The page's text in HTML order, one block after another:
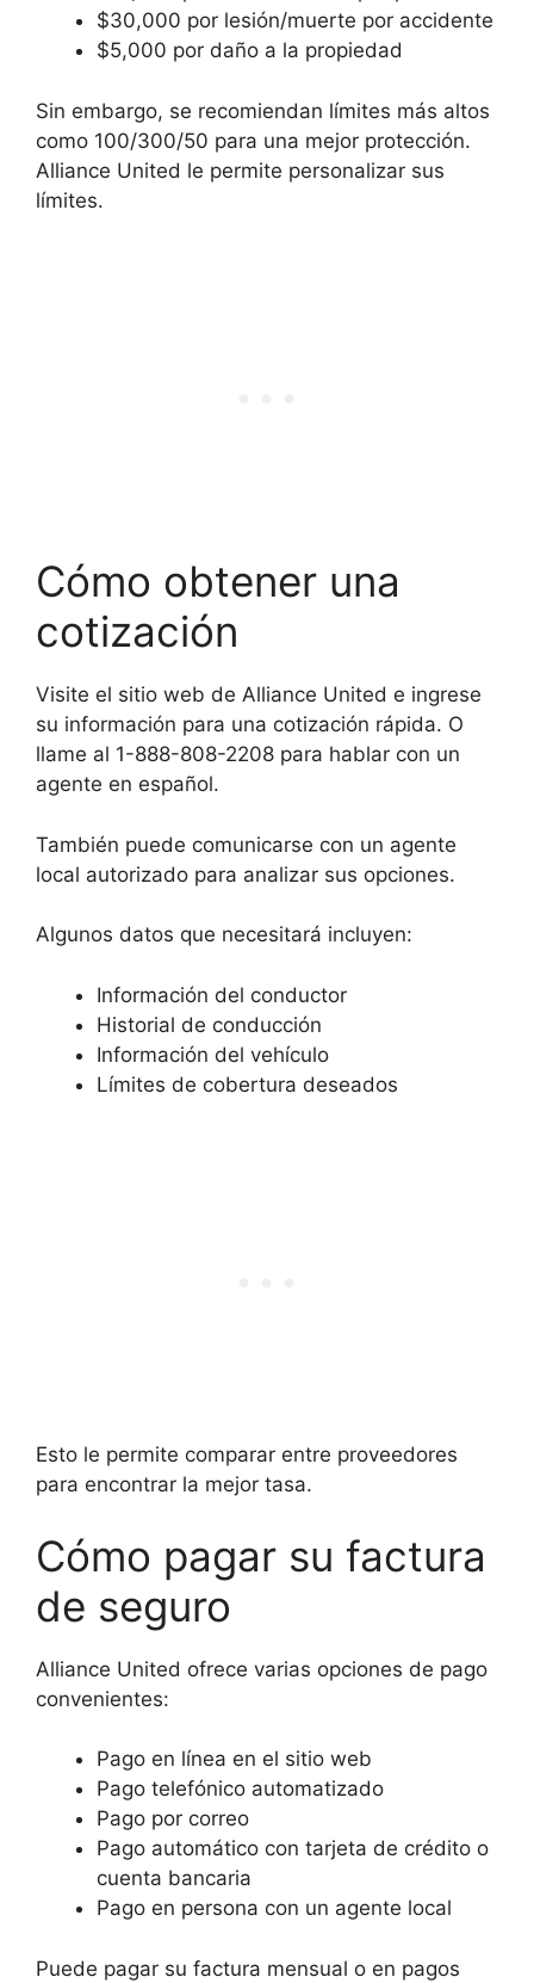
$30,000 por lesión/muerte por accidente
$5,000 por daño a la propiedad
Sin embargo, se recomiendan límites más altos
como 100/300/50 para una mejor protección.
Alliance United le permite personalizar sus
límites.
Cómo obtener una
cotización
Visite el sitio web de Alliance United e ingrese
su información para una cotización rápida. O
llame al 1-888-808-2208 para hablar con un
agente en español.
También puede comunicarse con un agente
local autorizado para analizar sus opciones.
Algunos datos que necesitará incluyen:
Información del conductor
Historial de conducción
Información del vehículo
Límites de cobertura deseados
Esto le permite comparar entre proveedores
para encontrar la mejor tasa.
Cómo pagar su factura
de seguro
Alliance United ofrece varias opciones de pago
convenientes:
Pago en línea en el sitio web
Pago telefónico automatizado
Pago por correo
Pago automático con tarjeta de crédito o
cuenta bancaria
Pago en persona con un agente local
Puede pagar su factura mensual o en pagos